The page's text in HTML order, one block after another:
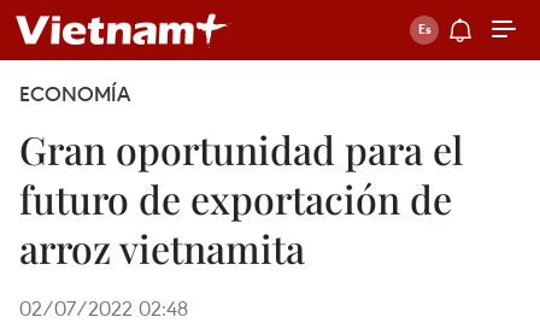
ECONOMÍA
Gran oportunidad para el
futuro de exportación de
arroz vietnamita
02/07/2022 02:48